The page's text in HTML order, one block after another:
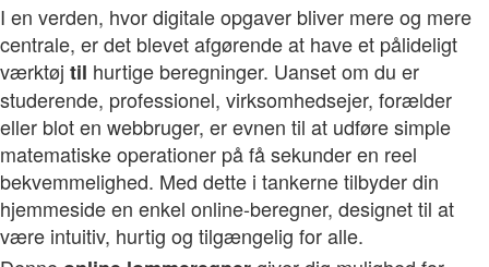
I en verden, hvor digitale opgaver bliver mere og mere
centrale, er det blevet afgørende at have et pålideligt
værktøj til hurtige beregninger. Uanset om du er
studerende, professionel, virksomhedsejer, forælder
eller blot en webbruger, er evnen til at udføre simple
matematiske operationer på få sekunder en reel
bekvemmelighed. Med dette i tankerne tilbyder din
hjemmeside en enkel online-beregner, designet til at
være intuitiv, hurtig og tilgængelig for alle.